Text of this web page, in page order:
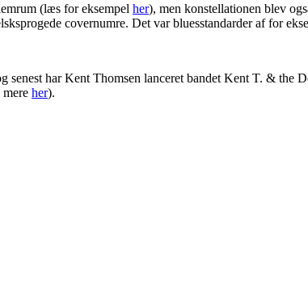
(læs for eksempel her), men konstellationen blev
covernumre. Det var bluesstandarder af for
har Kent Thomsen lanceret bandet Kent T. & the
her).